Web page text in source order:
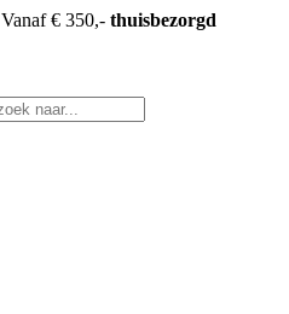
Vanaf € 350,- thuisbezorgd